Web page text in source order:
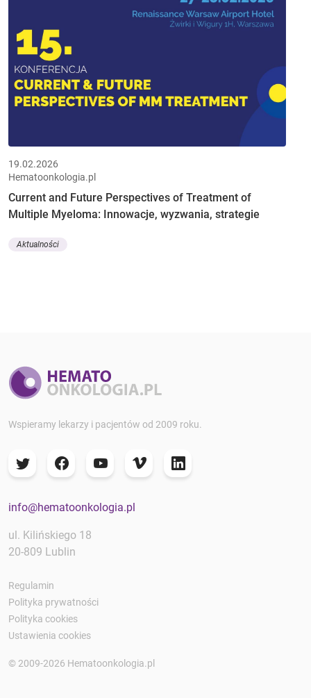
19.02.2026
Hematoonkologia.pl
Current and Future Perspectives of Treatment of
Multiple Myeloma: Innowacje, wyzwania, strategie
Aktualności
Wspieramy lekarzy i pacjentów od 2009 roku.
info@hematoonkologia.pl
ul. Kilińskiego 18
20-809 Lublin
Regulamin
Polityka prywatności
Polityka cookies
Ustawienia cookies
© 2009-2026 Hematoonkologia.pl